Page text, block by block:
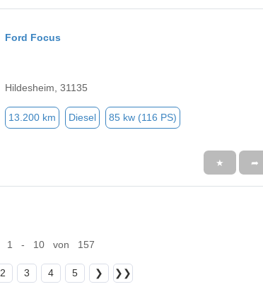
Ford Focus
Hildesheim, 31135
13.200 km Diesel 85 kw (116 PS)
★ ➦
1 - 10 von 157
2 3 4 5 ❯ ❯❯